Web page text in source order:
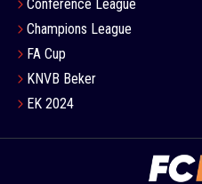
Conference League
Champions League
FA Cup
KNVB Beker
EK 2024